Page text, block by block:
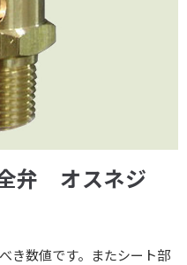
弁 オスネジ
き数値です。またシート部